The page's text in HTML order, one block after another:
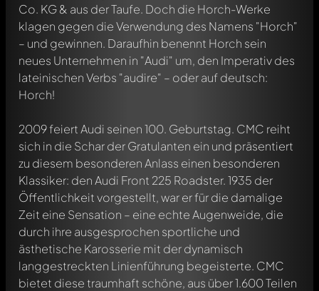
Co. KG & aus der Taufe. Doch die Horch-Werke
klagen gegen die Verwendung des Namens "Horch"
– und gewinnen. Daraufhin benennt Horch sein
neues Unternehmen in "Audi" um, den Imperativ des
lateinischen Verbs "audire" – oder auf deutsch:
Horch!
2009 feiert Audi seinen 100. Geburtstag. CMC reiht
sich in die Schar der Gratulanten ein und präsentiert
zu diesem besonderen Anlass einen besonderen
Klassiker: den Audi Front 225 Roadster. 1935 der
Öffentlichkeit vorgestellt, war er für die damalige
Zeit eine Sensation – eine echte Augenweide, die
durch ihre ausgesprochen sportliche und
ästhetische Karosserie mit der dynamisch
langgestreckten Linienführung begeisterte. CMC
bietet diese traumhaft schöne, aus über 1.600 Teilen